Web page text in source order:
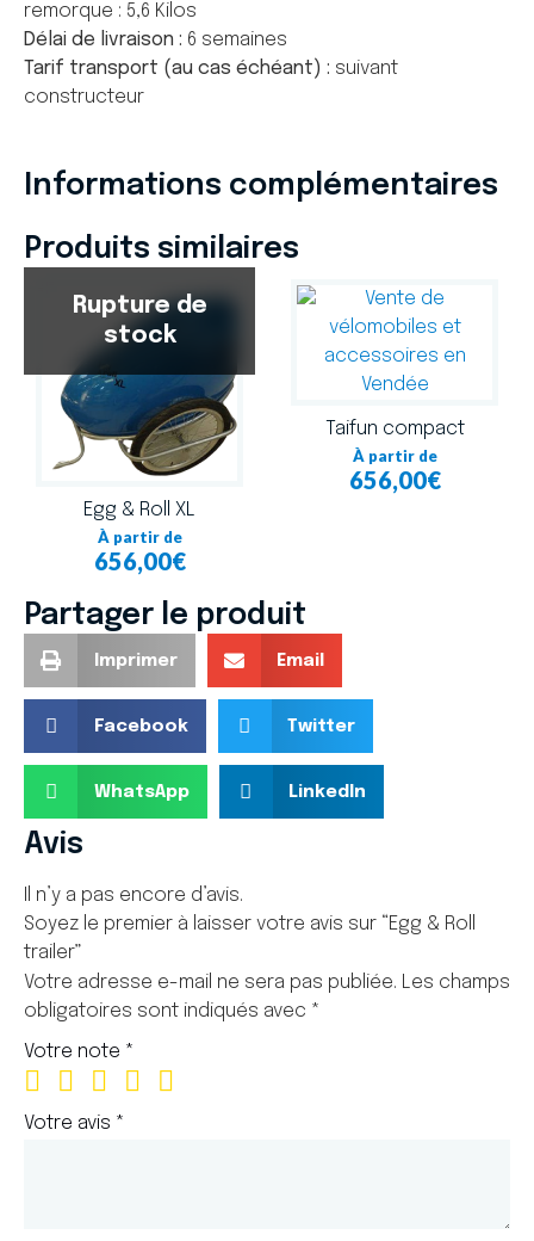
remorque : 5,6 Kilos
Délai de livraison : 6 semaines
Tarif transport (au cas échéant) : suivant
constructeur
Informations complémentaires
Produits similaires
Egg & Roll XL
656,00€
Taifun compact
656,00€
Partager le produit
Imprimer Email
Facebook Twitter
WhatsApp LinkedIn
Avis
Il n’y a pas encore d’avis.
Soyez le premier à laisser votre avis sur “Egg & Roll
trailer”
Votre adresse e-mail ne sera pas publiée. Les champs
obligatoires sont indiqués avec *
Votre note *
Votre avis *